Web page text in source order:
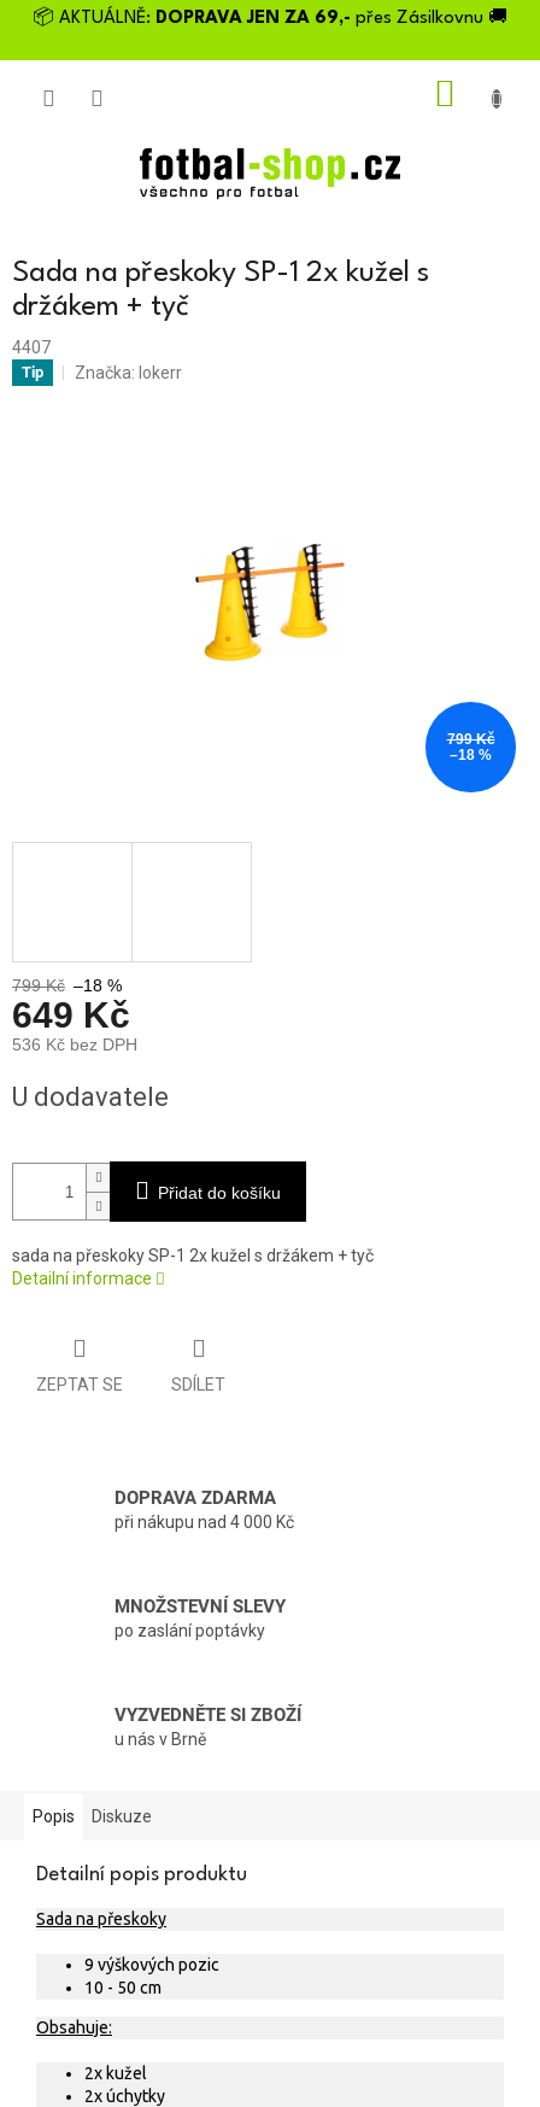
Přejít📦 AKTUÁLNĚ: DOPRAVA JEN ZA 69,- přes Zásilkovnu 🚚
Sada na přeskoky SP-1 2x kužel s
držákem + tyč
4407
Tip Značka: lokerr
799 Kč
–18 %
799 Kč –18 %
649 Kč
536 Kč bez DPH
cena:
U dodavatele
Přidat do košíku
sada na přeskoky SP-1 2x kužel s držákem + tyč
Detailní informace
ZEPTAT SE SDÍLET
DOPRAVA ZDARMA
při nákupu nad 4 000 Kč
MNOŽSTEVNÍ SLEVY
po zaslání poptávky
VYZVEDNĚTE SI ZBOŽÍ
u nás v Brně
Popis Diskuze
Detailní popis produktu
Sada na přeskoky
9 výškových pozic
10 - 50 cm
Obsahuje:
2x kužel
2x úchytky